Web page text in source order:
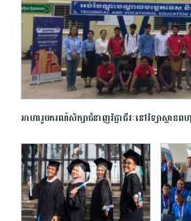
អាហារូបករណ៍សិក្សាជំនាញវិជ្ជាជីវៈនៅវិទ្យាស្ថានព